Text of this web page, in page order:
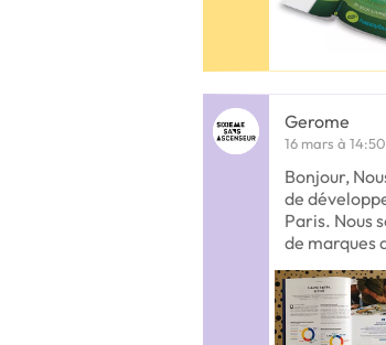
Gerome
16 mars à 14:50
Bonjour,
de
Paris. Nous
de marques